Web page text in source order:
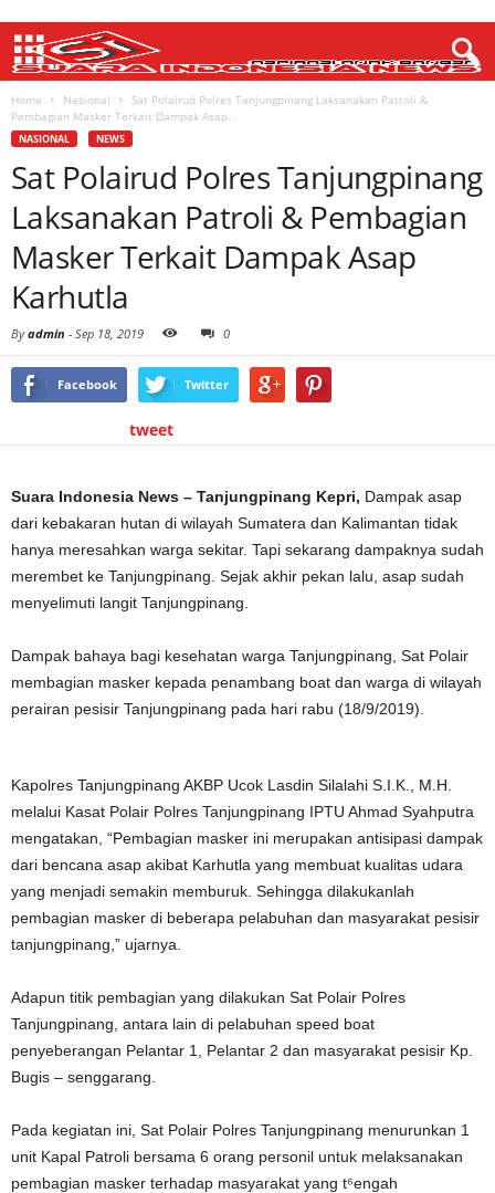
Home Nasional
Sat Polairud Polres Tanjungpinang Laksanakan Patroli &
Pembagian Masker Terkait Dampak Asap...
NASIONAL NEWS
Sat Polairud Polres Tanjungpinang
Laksanakan Patroli & Pembagian
Masker Terkait Dampak Asap
Karhutla
Byadmin - Sep 18, 2019 0
Facebook Twitter
tweet
Suara Indonesia News – Tanjungpinang Kepri, Dampak asap
dari kebakaran hutan di wilayah Sumatera dan Kalimantan tidak
hanya meresahkan warga sekitar. Tapi sekarang dampaknya sudah
merembet ke Tanjungpinang. Sejak akhir pekan lalu, asap sudah
menyelimuti langit Tanjungpinang.
Dampak bahaya bagi kesehatan warga Tanjungpinang, Sat Polair
membagian masker kepada penambang boat dan warga di wilayah
perairan pesisir Tanjungpinang pada hari rabu (18/9/2019).
Kapolres Tanjungpinang AKBP Ucok Lasdin Silalahi S.I.K., M.H.
melalui Kasat Polair Polres Tanjungpinang IPTU Ahmad Syahputra
mengatakan, “Pembagian masker ini merupakan antisipasi dampak
dari bencana asap akibat Karhutla yang membuat kualitas udara
yang menjadi semakin memburuk. Sehingga dilakukanlah
pembagian masker di beberapa pelabuhan dan masyarakat pesisir
tanjungpinang,” ujarnya.
Adapun titik pembagian yang dilakukan Sat Polair Polres
Tanjungpinang, antara lain di pelabuhan speed boat
penyeberangan Pelantar 1, Pelantar 2 dan masyarakat pesisir Kp.
Bugis – senggarang.
Pada kegiatan ini, Sat Polair Polres Tanjungpinang menurunkan 1
unit Kapal Patroli bersama 6 orang personil untuk melaksanakan
pembagian masker terhadap masyarakat yang t⁶engah